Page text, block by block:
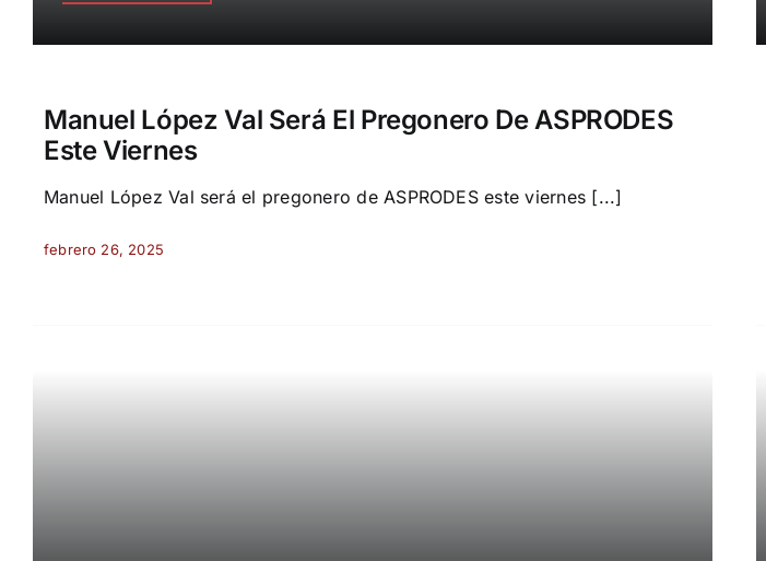
Manuel López Val Será El Pregonero De ASPRODES
Este Viernes
Manuel López Val será el pregonero de ASPRODES este viernes [...]
febrero 26, 2025